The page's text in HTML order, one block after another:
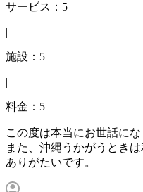
サービス：5
|
施設：5
|
料金：5
この度は本当にお世話にな
また、沖縄うかがうとき
ありがたいです。